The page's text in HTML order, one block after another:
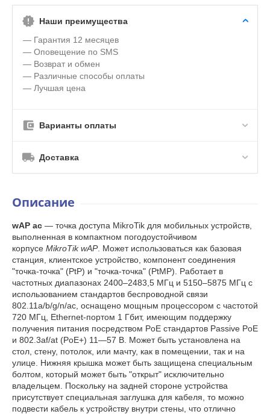
Наши преимущества
— Гарантия 12 месяцев
— Оповещение по SMS
— Возврат и обмен
— Различные способы оплаты
— Лучшая цена
Варианты оплаты
Доставка
Описание
wAP ac — точка доступа MikroTik для мобильных устройств,
выполненная в компактном погодоустойчивом
корпусе MikroTik wAP. Может использоваться как базовая
станция, клиентское устройство, компонент соединения
"точка-точка" (PtP) и "точка-точка" (PtMP). Работает в
частотных диапазонах 2400–2483,5 МГц и 5150–5875 МГц с
использованием стандартов беспроводной связи
802.11a/b/g/n/ac, оснащено мощным процессором с частотой
720 МГц, Ethernet-портом 1 Гбит, имеющим поддержку
получения питания посредством PoE стандартов Passive PoE
и 802.3af/at (PoE+) 11—57 В. Может быть установлена на
стол, стену, потолок, или мачту, как в помещении, так и на
улице. Нижняя крышка может быть защищена специальным
болтом, который может быть "открыт" исключительно
владельцем. Поскольку на задней стороне устройства
присутствует специальная заглушка для кабеля, то можно
подвести кабель к устройству внутри стены, что отлично